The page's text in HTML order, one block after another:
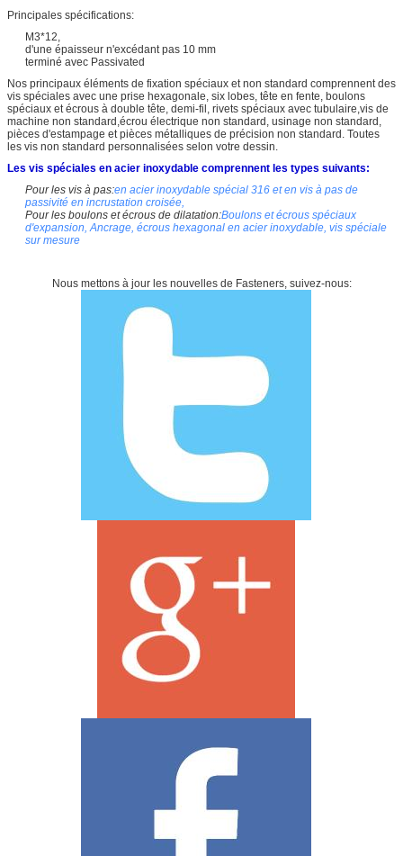
Principales spécifications:
M3*12,
d'une épaisseur n'excédant pas 10 mm
terminé avec Passivated
Nos principaux éléments de fixation spéciaux et non standard comprennent des
vis spéciales avec une prise hexagonale, six lobes, tête en fente, boulons
spéciaux et écrous à double tête, demi-fil, rivets spéciaux avec tubulaire,vis de
machine non standard,écrou électrique non standard, usinage non standard,
pièces d'estampage et pièces métalliques de précision non standard. Toutes
les vis non standard personnalisées selon votre dessin.
Les vis spéciales en acier inoxydable comprennent les types suivants:
Pour les vis à pas:en acier inoxydable spécial 316 et en vis à pas de
passivité en incrustation croisée,
Pour les boulons et écrous de dilatation:Boulons et écrous spéciaux
d'expansion, Ancrage, écrous hexagonal en acier inoxydable, vis spéciale
sur mesure
Nous mettons à jour les nouvelles de Fasteners, suivez-nous: